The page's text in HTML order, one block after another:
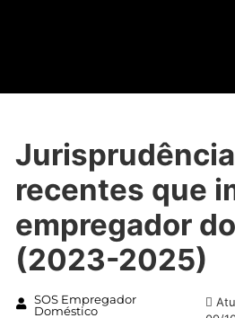
recentes que
empregador
(2023-2025)
SOS Empregador
Doméstico